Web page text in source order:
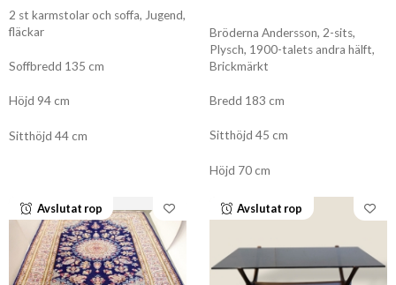
2 st karmstolar och soffa, Jugend,
fläckar
Soffbredd 135 cm
Höjd 94 cm
Sitthöjd 44 cm
Bröderna Andersson, 2-sits,
Plysch, 1900-talets andra hälft,
Brickmärkt
Bredd 183 cm
Sitthöjd 45 cm
Höjd 70 cm
Avslutat rop Avslutat rop